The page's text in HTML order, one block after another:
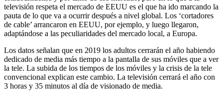
televisión respeta el mercado de EEUU es el que ha ido marcando la
pauta de lo que va a ocurrir después a nivel global. Los ‘cortadores
de cable’ arrancaron en EEUU, por ejemplo, y luego llegaron,
adaptándose a las peculiaridades del mercado local, a Europa.
Los datos señalan que en 2019 los adultos cerrarán el año habiendo
dedicado de media más tiempo a la pantalla de sus móviles que a ver
la tele. La subida de los tiempos de los móviles y la crisis de la tele
convencional explican este cambio. La televisión cerrará el año con
3 horas y 35 minutos al día de visionado de media.